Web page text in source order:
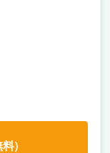
）